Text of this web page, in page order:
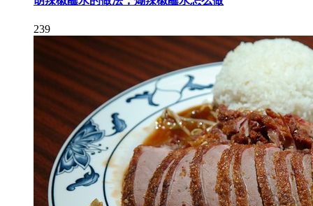
239